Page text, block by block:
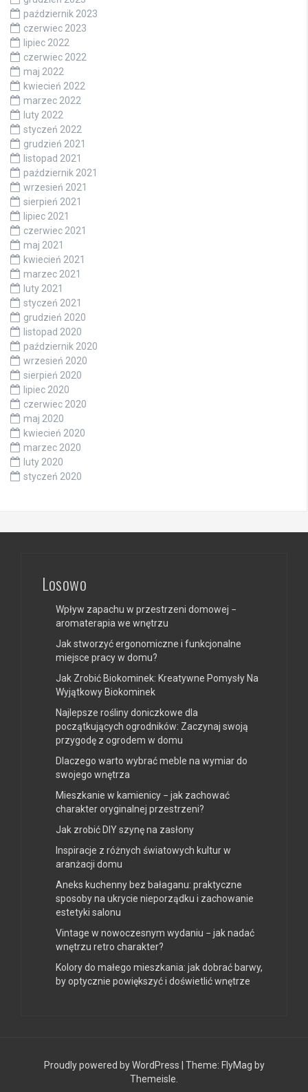
październik 2023
czerwiec 2023
lipiec 2022
czerwiec 2022
maj 2022
kwiecień 2022
marzec 2022
luty 2022
styczeń 2022
grudzień 2021
listopad 2021
październik 2021
wrzesień 2021
sierpień 2021
lipiec 2021
czerwiec 2021
maj 2021
kwiecień 2021
marzec 2021
luty 2021
styczeń 2021
grudzień 2020
listopad 2020
październik 2020
wrzesień 2020
sierpień 2020
lipiec 2020
czerwiec 2020
maj 2020
kwiecień 2020
marzec 2020
luty 2020
styczeń 2020
Losowo
Wpływ zapachu w przestrzeni domowej −
aromaterapia we wnętrzu
Jak stworzyć ergonomiczne i funkcjonalne
miejsce pracy w domu?
Jak Zrobić Biokominek: Kreatywne Pomysły Na
Wyjątkowy Biokominek
Najlepsze rośliny doniczkowe dla
początkujących ogrodników: Zaczynaj swoją
przygodę z ogrodem w domu
Dlaczego warto wybrać meble na wymiar do
swojego wnętrza
Mieszkanie w kamienicy − jak zachować
charakter oryginalnej przestrzeni?
Jak zrobić DIY szynę na zasłony
Inspiracje z różnych światowych kultur w
aranżacji domu
Aneks kuchenny bez bałaganu: praktyczne
sposoby na ukrycie nieporządku i zachowanie
estetyki salonu
Vintage w nowoczesnym wydaniu − jak nadać
wnętrzu retro charakter?
Kolory do małego mieszkania: jak dobrać barwy,
by optycznie powiększyć i doświetlić wnętrze
Proudly powered by WordPress Theme: FlyMag by
Themeisle.